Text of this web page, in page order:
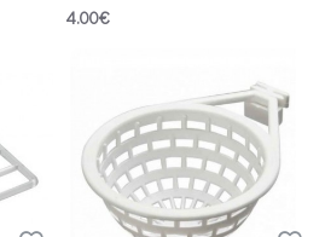
4.00€